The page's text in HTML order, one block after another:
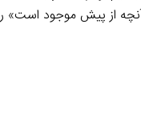
از پیش موجود است» را